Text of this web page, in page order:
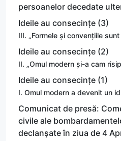
persoanelor decedate
Ideile au consecințe (3)
III. „Formele și convențiile
Ideile au consecințe (2)
II. „Omul modern și-a cam
Ideile au consecințe (1)
I. Omul modern a devenit un
Comunicat de presă:
civile ale
declanșate în ziua de 4